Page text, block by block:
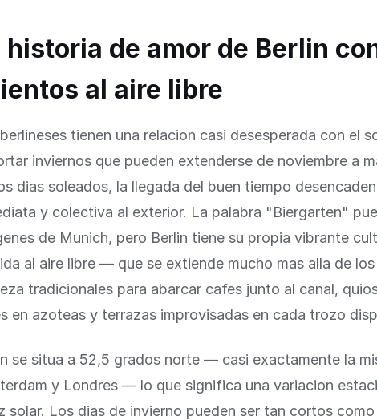
historia de amor de Berlin
al aire libre
tienen una relacion casi desesperada con el
inviernos que pueden extenderse de noviembre a
dias soleados, la llegada del buen tiempo
y colectiva al exterior. La palabra "Biergarten"
de Munich, pero Berlin tiene su propia vibrante
al aire libre — que se extiende mucho mas alla de
tradicionales para abarcar cafes junto al canal,
en azoteas y terrazas improvisadas en cada trozo
se situa a 52,5 grados norte — casi exactamente la
y Londres — lo que significa una variacion
solar. Los dias de invierno pueden ser tan cortos